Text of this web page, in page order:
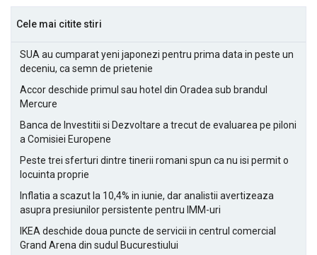
Cele mai citite stiri
SUA au cumparat yeni japonezi pentru prima data in peste un
deceniu, ca semn de prietenie
Accor deschide primul sau hotel din Oradea sub brandul
Mercure
Banca de Investitii si Dezvoltare a trecut de evaluarea pe piloni
a Comisiei Europene
Peste trei sferturi dintre tinerii romani spun ca nu isi permit o
locuinta proprie
Inflatia a scazut la 10,4% in iunie, dar analistii avertizeaza
asupra presiunilor persistente pentru IMM-uri
IKEA deschide doua puncte de servicii in centrul comercial
Grand Arena din sudul Bucurestiului